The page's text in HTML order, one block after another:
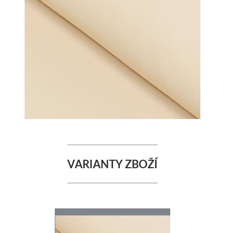
VARIANTY ZBOŽÍ